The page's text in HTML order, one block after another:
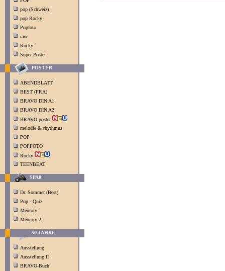
pop (Schweiz)
pop Rocky
Popfoto
rave
Rocky
Super Poster
POSTER
ABENDBLATT
BEST (FRA)
BRAVO DIN A1
BRAVO DIN A2
BRAVO poster
melodie & rhythmus
POP
POPFOTO
Rocky
TEENBEAT
SPAß
Dr. Sommer (Best)
Pop - Quiz
Memory
Memory 2
50 JAHRE
Ausstellung
Ausstellung II
BRAVO-Buch